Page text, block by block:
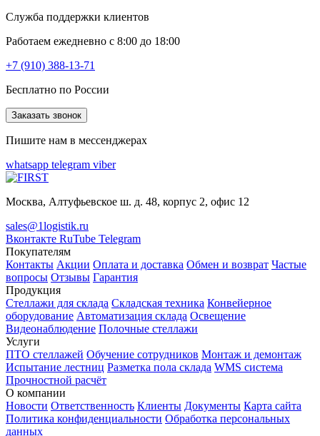
Служба поддержки клиентов
Работаем ежедневно с 8:00 до 18:00
+7 (910) 388-13-71
Бесплатно по России
Заказать звонок
Пишите нам в мессенджерах
whatsapp telegram viber
Москва, Алтуфьевское ш. д. 48, корпус 2, офис 12
sales@1logistik.ru
Вконтакте RuTube Telegram
Покупателям
Контакты Акции Оплата и доставка Обмен и возврат Частые
вопросы Отзывы Гарантия
Продукция
Стеллажи для склада Складская техника Конвейерное
оборудование Автоматизация склада Освещение
Видеонаблюдение Полочные стеллажи
Услуги
ПТО стеллажей Обучение сотрудников Монтаж и демонтаж
Испытание лестниц Разметка пола склада WMS система
Прочностной расчёт
О компании
Новости Ответственность Клиенты Документы Карта сайта
Политика конфиденциальности Обработка персональных
данных